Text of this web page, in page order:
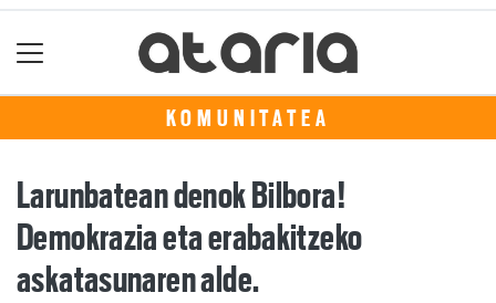
KOMUNITATEA
Larunbatean denok Bilbora!
Demokrazia eta erabakitzeko
askatasunaren alde.